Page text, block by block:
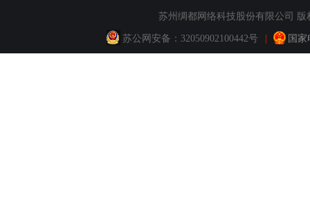
苏州绸都网络科技股份有限公司 版
苏公网安备： 32050902100442号 国